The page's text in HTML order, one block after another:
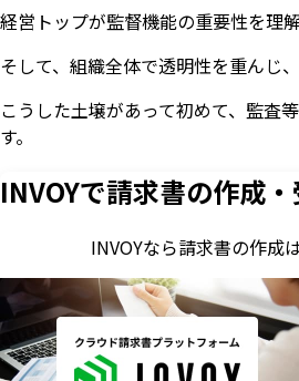
経営トップが監督機能の重要性を理
そして、組織全体で透明性を重んじ
こうした土壌があって初めて、監査
す。
INVOYで請求書の作成・
INVOYなら請求書の作成